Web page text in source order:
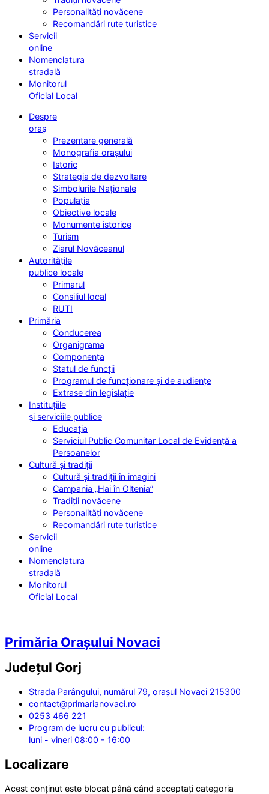
Personalități novăcene
Recomandări rute turistice
Servicii
online
Nomenclatura
stradală
Monitorul
Oficial Local
Despre
oraș
Prezentare generală
Monografia orașului
Istoric
Strategia de dezvoltare
Simbolurile Naționale
Populația
Obiective locale
Monumente istorice
Turism
Ziarul Novăceanul
Autoritățile
publice locale
Primarul
Consiliul local
RUTI
Primăria
Conducerea
Organigrama
Componența
Statul de funcții
Programul de funcționare și de audiențe
Extrase din legislație
Instituțiile
și serviciile publice
Educația
Serviciul Public Comunitar Local de Evidență a
Persoanelor
Cultură și tradiții
Cultură și tradiții în imagini
Campania „Hai în Oltenia”
Tradiții novăcene
Personalități novăcene
Recomandări rute turistice
Servicii
online
Nomenclatura
stradală
Monitorul
Oficial Local
Primăria Orașului Novaci
Județul Gorj
Strada Parângului, numărul 79, orașul Novaci 215300
contact@primarianovaci.ro
0253 466 221
Program de lucru cu publicul:
luni - vineri 08:00 - 16:00
Localizare
Acest conținut este blocat până când acceptați categoria